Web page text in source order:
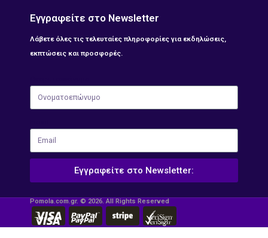
Εγγραφείτε στο Newsletter
Λάβετε όλες τις τελευταίες πληροφορίες για εκδηλώσεις,
εκπτώσεις και προσφορές.
Εγγραφείτε στο Newsletter:
Pomola.com.gr. © 2026. All Rights Reserved